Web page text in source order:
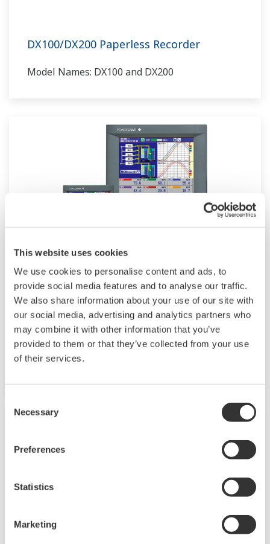
This website uses cookies
We use cookies to personalise content and ads, to
provide social media features and to analyse our traffic.
We also share information about your use of our site with
our social media, advertising and analytics partners who
may combine it with other information that you’ve
provided to them or that they’ve collected from your use
of their services.
Selection
Necessary
Preferences
Statistics
Marketing
DX100/DX200 Paperless Recorder
Model Names: DX100 and DX200
DX1000/DX2000 mit Tastenbedienung
Die Daqstation-DX1000/2000-Serie ist ein
Datenerfassungssystem mit Anzeige. Sein HMI
unterstützt benutzerdefinierte Grafiken für
Industrieanwendungen, Audit Trails und
erweiterte Sicherheit nach FDA CFR21 Part 11.